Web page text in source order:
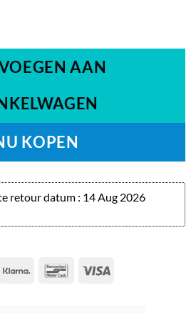
AAN
KOPEN
retour datum : 14 Aug 2026